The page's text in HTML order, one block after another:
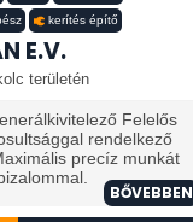
kerítés építő
E.V.
területén
Felelős
rendelkező
precíz munkát
BŐVEBBEN